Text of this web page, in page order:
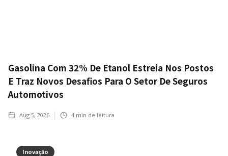
Gasolina Com 32% De Etanol Estreia Nos Postos
E Traz Novos Desafios Para O Setor De Seguros
Automotivos
Aug 5, 2026 4 min de leitura
Inovação